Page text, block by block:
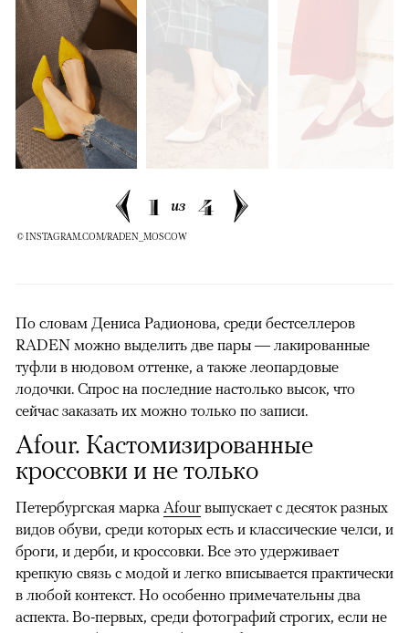
1 из 4
© INSTAGRAM.COM/RADEN_MOSCOW
По словам Дениса Радионова, среди бестселлеров
RADEN можно выделить две пары — лакированные
туфли в нюдовом оттенке, а также леопардовые
лодочки. Спрос на последние настолько высок, что
сейчас заказать их можно только по записи.
Afour. Кастомизированные
кроссовки и не только
Петербургская марка Afour выпускает с десяток разных
видов обуви, среди которых есть и классические челси, и
броги, и дерби, и кроссовки. Все это удерживает
крепкую связь с модой и легко вписывается практически
в любой контекст. Но особенно примечательны два
аспекта. Во-первых, среди фотографий строгих, если не